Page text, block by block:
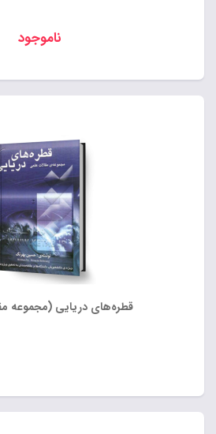
ناموجود
قطره‌های دریایی (مجموعه